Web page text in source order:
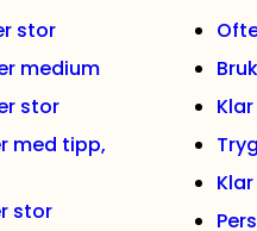
stor
medium
stor
med tipp,
stor